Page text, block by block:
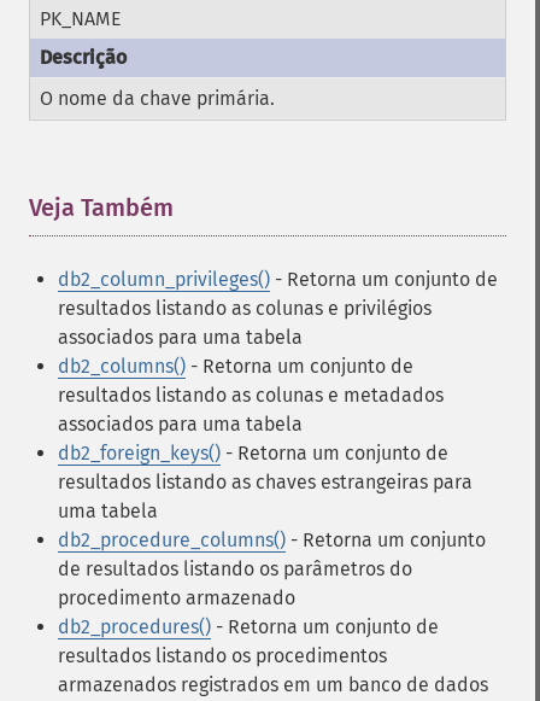
PK_NAME
O nome da chave primária.
Veja Também
db2_column_privileges() - Retorna um conjunto de
resultados listando as colunas e privilégios
associados para uma tabela
db2_columns() - Retorna um conjunto de
resultados listando as colunas e metadados
associados para uma tabela
db2_foreign_keys() - Retorna um conjunto de
resultados listando as chaves estrangeiras para
uma tabela
db2_procedure_columns() - Retorna um conjunto
de resultados listando os parâmetros do
procedimento armazenado
db2_procedures() - Retorna um conjunto de
resultados listando os procedimentos
armazenados registrados em um banco de dados